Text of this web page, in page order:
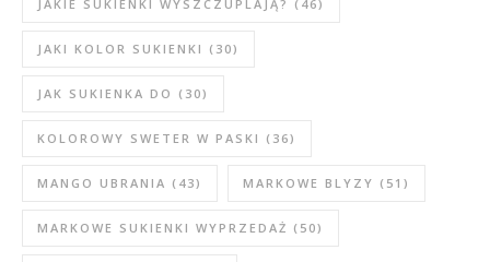
JAKIE SUKIENKI WYSZCZUPLAJĄ? (46)
JAKI KOLOR SUKIENKI (30)
JAK SUKIENKA DO (30)
KOLOROWY SWETER W PASKI (36)
MANGO UBRANIA (43) MARKOWE BLYZY (51)
MARKOWE SUKIENKI WYPRZEDAŻ (50)